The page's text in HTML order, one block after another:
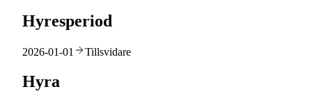
Hyresperiod
2026-01-01 Tillsvidare
Hyra